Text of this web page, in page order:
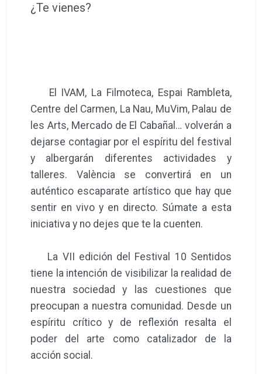
¿Te vienes?
El IVAM, La Filmoteca, Espai Rambleta,
Centre del Carmen, La Nau, MuVim, Palau de
les Arts, Mercado de El Cabañal… volverán a
dejarse contagiar por el espíritu del festival
y albergarán diferentes actividades y
talleres. València se convertirá en un
auténtico escaparate artístico que hay que
sentir en vivo y en directo. Súmate a esta
iniciativa y no dejes que te la cuenten.
La VII edición del Festival 10 Sentidos
tiene la intención de visibilizar la realidad de
nuestra sociedad y las cuestiones que
preocupan a nuestra comunidad. Desde un
espíritu crítico y de reflexión resalta el
poder del arte como catalizador de la
acción social.